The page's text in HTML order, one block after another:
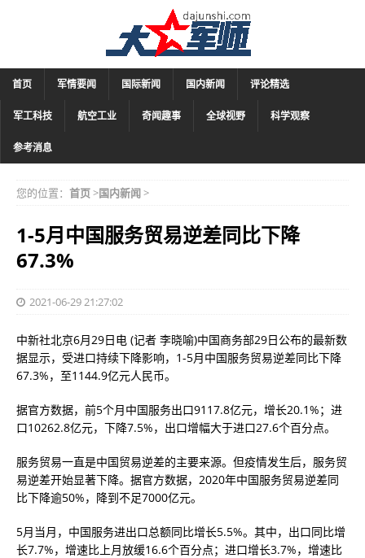
首页 军情要闻 国际新闻 国内新闻 评论精选
军工科技 航空工业 奇闻趣事 全球视野 科学观察
参考消息
您的位置： 首页>国内新闻>
1-5月中国服务贸易逆差同比下降
67.3%
2021-06-29 21:27:02
中新社北京6月29日电 (记者 李晓喻)中国商务部29日公布的最新数
据显示，受进口持续下降影响，1-5月中国服务贸易逆差同比下降
67.3%，至1144.9亿元人民币。
据官方数据，前5个月中国服务出口9117.8亿元，增长20.1%；进
口10262.8亿元，下降7.5%，出口增幅大于进口27.6个百分点。
服务贸易一直是中国贸易逆差的主要来源。但疫情发生后，服务贸
易逆差开始显著下降。据官方数据，2020年中国服务贸易逆差同
比下降逾50%，降到不足7000亿元。
5月当月，中国服务进出口总额同比增长5.5%。其中，出口同比增
长7.7%，增速比上月放缓16.6个百分点；进口增长3.7%，增速比